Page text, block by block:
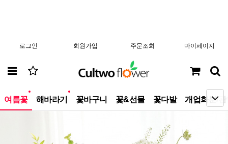
로그인 회원가입 주문조회 마이페이지
여름꽃 해바라기 꽃바구니 꽃&선물 꽃다발 개업화분/